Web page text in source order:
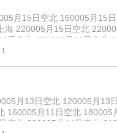
15日空北 160005月15日
海 220005月15日空北
日空北 270005月16日空
月20日空北 480005月16
13日空北 120005月13日
160005月11日空北
空北 200005月14日空北